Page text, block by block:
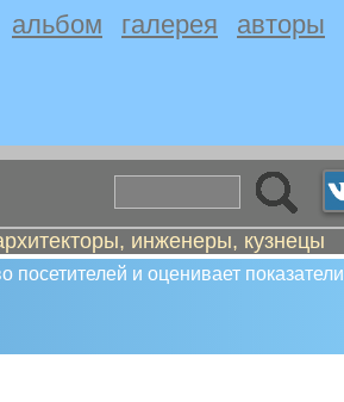
альбом галерея авторы
инженеры, кузнецы
и оценивает показатели